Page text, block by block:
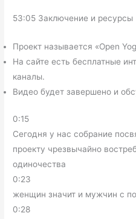
53:05 Заключение и ресурсы
Проект называется «Open
На сайте есть бесплатные
каналы.
Видео будет завершено и
0:15
Сегодня у нас собрание
проекту чрезвычайно
одиночества
0:23
женщин значит и мужчин с
0:28